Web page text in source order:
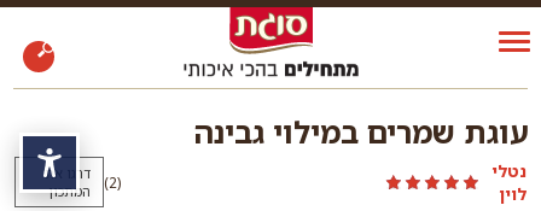
עוגת שמרים במילוי גבינה
נטלי
לוין
(2
)
דרגו את
המתכון